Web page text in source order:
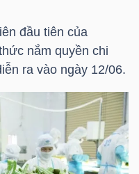
đầu tiên của
nắm quyền chi
ra vào ngày 12/06.